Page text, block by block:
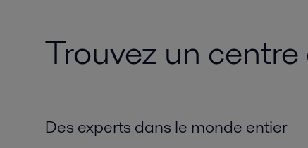
Trouvez un
Des experts dans le monde entier